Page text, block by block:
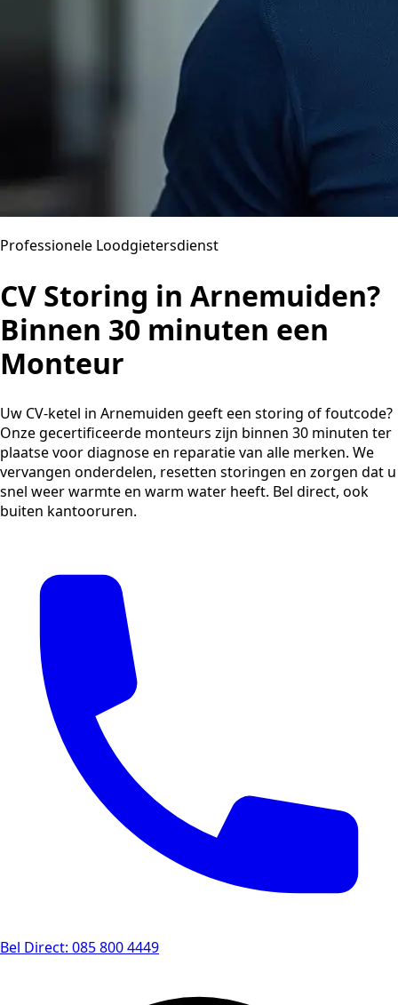
Professionele Loodgietersdienst
CV Storing in Arnemuiden?
Binnen 30 minuten een
Monteur
Uw CV-ketel in Arnemuiden geeft een storing of foutcode?
Onze gecertificeerde monteurs zijn binnen 30 minuten ter
plaatse voor diagnose en reparatie van alle merken. We
vervangen onderdelen, resetten storingen en zorgen dat u
snel weer warmte en warm water heeft. Bel direct, ook
buiten kantooruren.
Bel Direct: 085 800 4449